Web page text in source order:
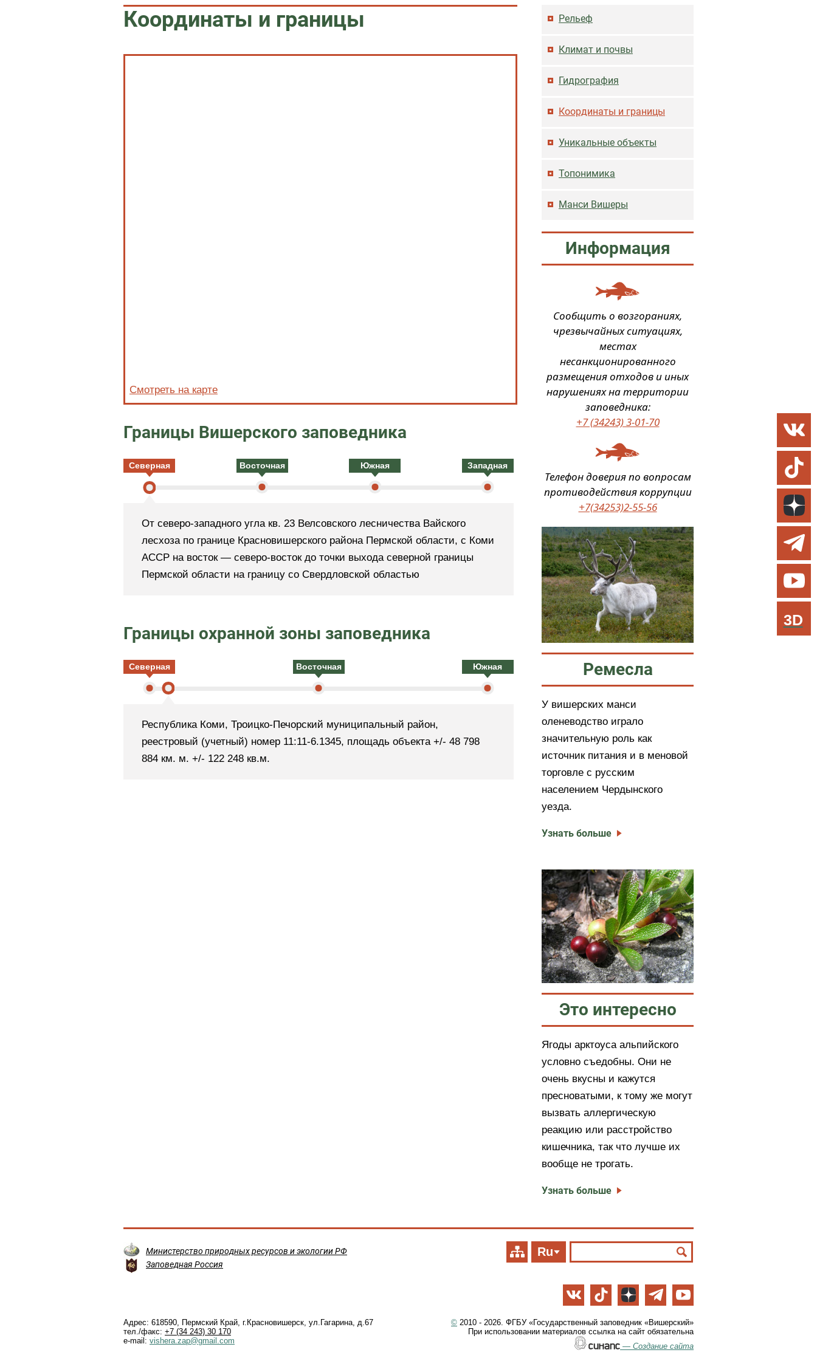
Координаты и границы
Смотреть на карте
Границы Вишерского заповедника
Северная Восточная Южная Западная
От северо-западного угла кв. 23 Велсовского лесничества Вайского
лесхоза по границе Красновишерского района Пермской области, с Коми
АССР на восток — северо-восток до точки выхода северной границы
Пермской области на границу со Свердловской областью
Границы охранной зоны заповедника
Северная Восточная Южная
Республика Коми, Троицко-Печорский муниципальный район,
реестровый (учетный) номер 11:11-6.1345, площадь объекта +/- 48 798
884 км. м. +/- 122 248 кв.м.
3D
Основная навигация
Рельеф
Климат и почвы
Гидрография
Координаты и границы
Уникальные объекты
Топонимика
Манси Вишеры
Информация
Сообщить о возгораниях,
чрезвычайных ситуациях,
местах
несанкционированного
размещения отходов и иных
нарушениях на территории
заповедника:
+7 (34243) 3-01-70
Телефон доверия по вопросам
противодействия коррупции
+7(34253)2-55-56
Ремесла
У вишерских манси
оленеводство играло
значительную роль как
источник питания и в меновой
торговле с русским
населением Чердынского
уезда.
Узнать больше
Это интересно
Ягоды арктоуса альпийского
условно съедобны. Они не
очень вкусны и кажутся
пресноватыми, к тому же могут
вызвать аллергическую
реакцию или расстройство
кишечника, так что лучше их
вообще не трогать.
Узнать больше
Министерство природных ресурсов и экологии РФ
Заповедная Россия
Ru
Адрес: 618590, Пермский Край, г.Красновишерск, ул.Гагарина, д.67
тел./факс: +7 (34 243) 30 170
e-mail: vishera.zap@gmail.com
© 2010 - 2026. ФГБУ «Государственный заповедник «Вишерский»
При использовании материалов ссылка на сайт обязательна
— Создание сайта